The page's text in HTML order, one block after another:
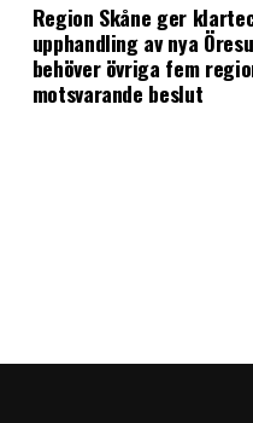
Region Skåne ger
upphandling av nya
behöver övriga fem
motsvarande beslut